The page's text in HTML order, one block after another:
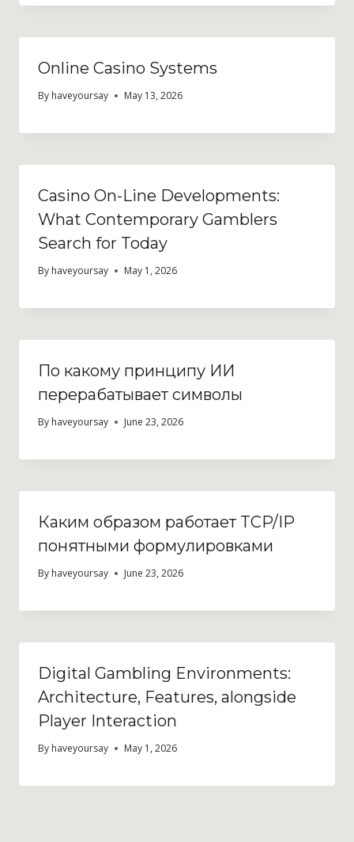
Online Casino Systems
By haveyoursay May 13, 2026
Casino On-Line Developments:
What Contemporary Gamblers
Search for Today
By haveyoursay May 1, 2026
По какому принципу ИИ
перерабатывает символы
By haveyoursay June 23, 2026
Каким образом работает TCP/IP
понятными формулировками
By haveyoursay June 23, 2026
Digital Gambling Environments:
Architecture, Features, alongside
Player Interaction
By haveyoursay May 1, 2026